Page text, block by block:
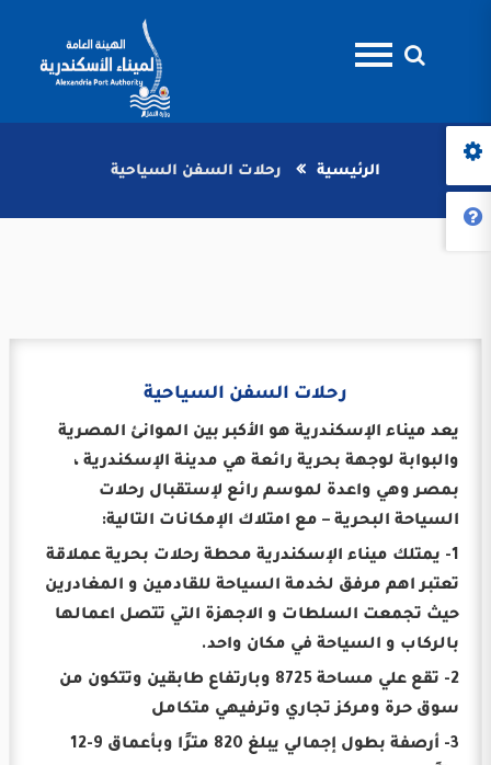
الرئيسية رحلات السفن السياحية
رحلات السفن السياحية
يعد ميناء الإسكندرية هو الأكبر بين الموانئ المصرية
والبوابة لوجهة بحرية رائعة هي مدينة الإسكندرية ،
بمصر وهي واعدة لموسم رائع لإستقبال رحلات
السياحة البحرية – مع امتلاك الإمكانات التالية:
1- يمتلك ميناء الإسكندرية محطة رحلات بحرية عملاقة
تعتبر اهم مرفق لخدمة السياحة للقادمين و المغادرين
حيث تجمعت السلطات و الاجهزة التي تتصل اعمالها
بالركاب و السياحة في مكان واحد.
2- تقع علي مساحة 8725 وبارتفاع طابقين وتتكون من
سوق حرة ومركز تجاري وترفيهي متكامل
3- أرصفة بطول إجمالي يبلغ 820 مترًا وبأعماق 9-12